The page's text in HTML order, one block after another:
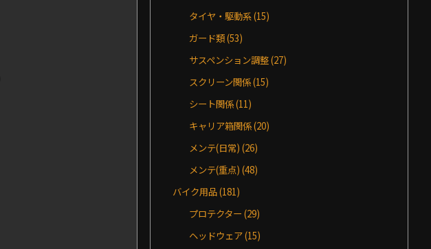
タイヤ・駆動系(15)
ガード類(53)
サスペンション調整(27)
スクリーン関係(15)
シート関係(11)
キャリア箱関係(20)
メンテ(日常)(26)
メンテ(重点)(48)
バイク用品(181)
プロテクター(29)
ヘッドウェア(15)